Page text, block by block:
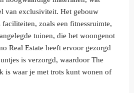
van exclusiviteit. Het gebouw
zoals een fitnessruimte,
tuinen, die het woongenot
Real Estate heeft ervoor gezorgd
is verzorgd, waardoor The
is waar je met trots kunt wonen of